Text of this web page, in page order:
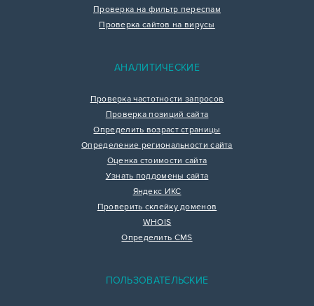
Проверка на фильтр переспам
Проверка сайтов на вирусы
АНАЛИТИЧЕСКИЕ
Проверка частотности запросов
Проверка позиций сайта
Определить возраст страницы
Определение региональности сайта
Оценка стоимости сайта
Узнать поддомены сайта
Яндекс ИКС
Проверить склейку доменов
WHOIS
Определить CMS
ПОЛЬЗОВАТЕЛЬСКИЕ